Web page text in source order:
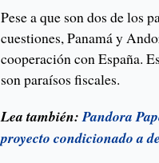
Pese a que son dos de los
cuestiones, Panamá y
cooperación con España.
son paraísos fiscales.
Lea también:Pandora
proyecto condicionado a